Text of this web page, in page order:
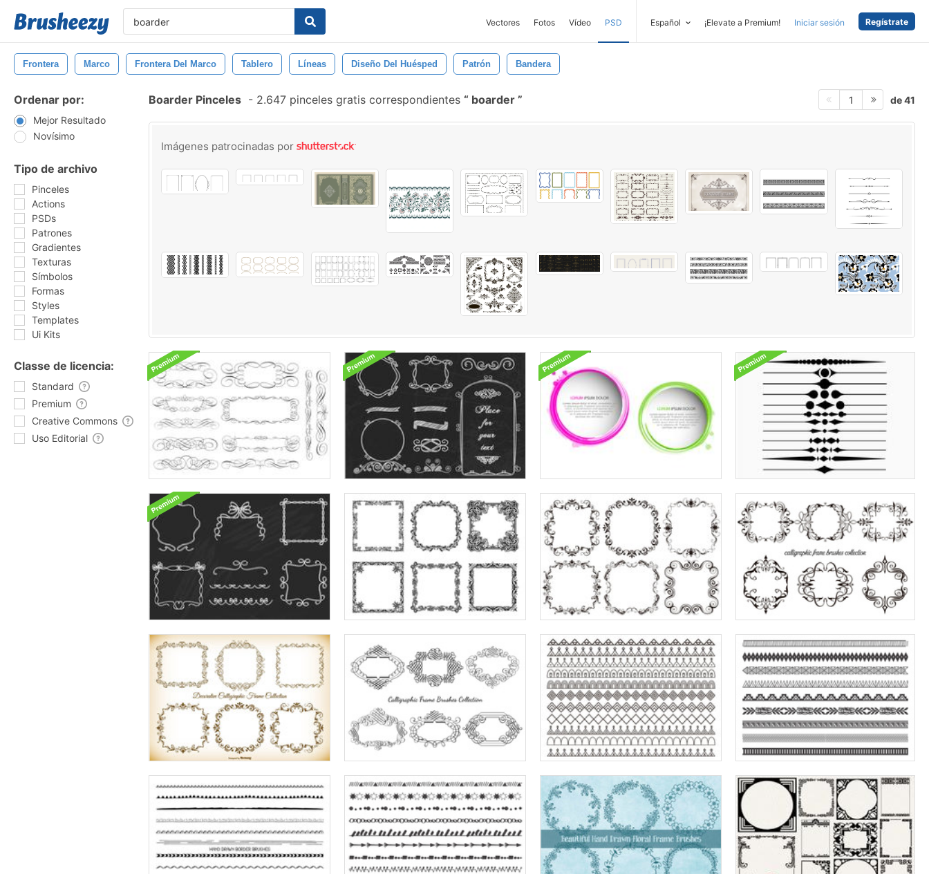
Vectores Fotos Vídeo PSD Español ¡Elevate a Premium! Iniciar sesión Regístrate
Frontera Marco Frontera Del Marco Tablero Líneas Diseño Del Huésped Patrón Bandera
Ordenar por:
Mejor Resultado
Novísimo
Tipo de archivo
Pinceles
Actions
PSDs
Patrones
Gradientes
Texturas
Símbolos
Formas
Styles
Templates
Ui Kits
Classe de licencia:
Standard
Premium
Creative Commons
Uso Editorial
Boarder Pinceles - 2.647 pinceles gratis correspondientes boarder 1 de 41
Imágenes patrocinadas por